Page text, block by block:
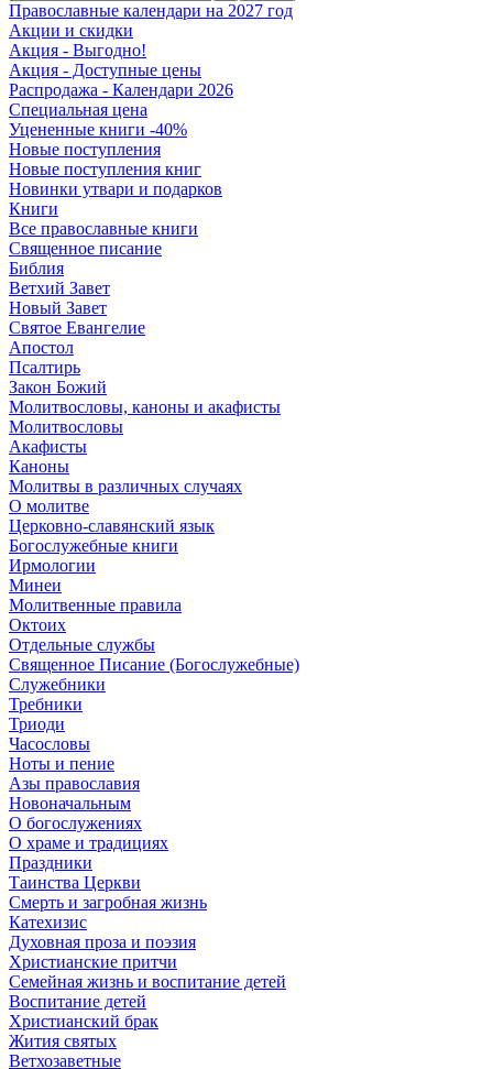
Православные календари на 2027 год
Акции и скидки
Акция - Выгодно!
Акция - Доступные цены
Распродажа - Календари 2026
Специальная цена
Уцененные книги -40%
Новые поступления
Новые поступления книг
Новинки утвари и подарков
Книги
Все православные книги
Священное писание
Библия
Ветхий Завет
Новый Завет
Святое Евангелие
Апостол
Псалтирь
Закон Божий
Молитвословы, каноны и акафисты
Молитвословы
Акафисты
Каноны
Молитвы в различных случаях
О молитве
Церковно-славянский язык
Богослужебные книги
Ирмологии
Минеи
Молитвенные правила
Октоих
Отдельные службы
Священное Писание (Богослужебные)
Служебники
Требники
Триоди
Часословы
Ноты и пение
Азы православия
Новоначальным
О богослужениях
О храме и традициях
Праздники
Таинства Церкви
Смерть и загробная жизнь
Катехизис
Духовная проза и поэзия
Христианские притчи
Семейная жизнь и воспитание детей
Воспитание детей
Христианский брак
Жития святых
Ветхозаветные